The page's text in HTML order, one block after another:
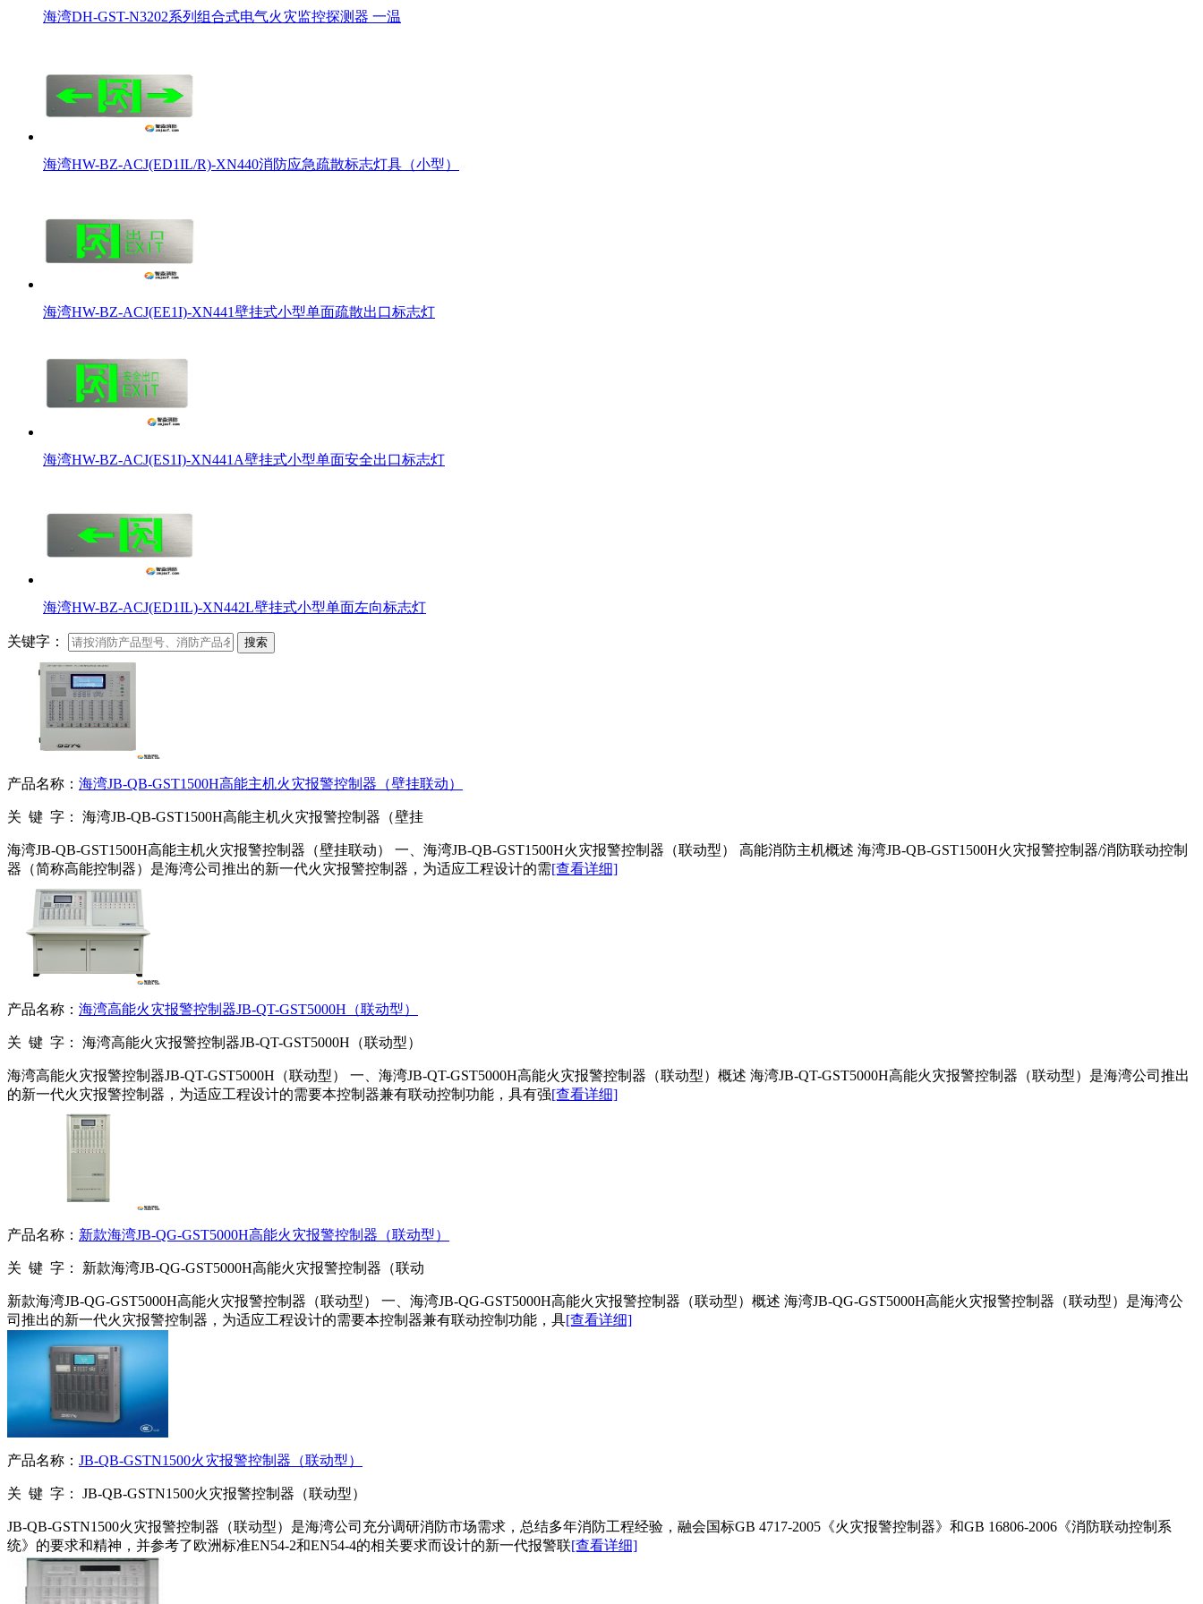
海湾DH-GST-N3202系列组合式电气火灾监控探测器 一温
海湾HW-BZ-ACJ(ED1IL/R)-XN440消防应急疏散标志灯具（小型）
海湾HW-BZ-ACJ(EE1I)-XN441壁挂式小型单面疏散出口标志灯
海湾HW-BZ-ACJ(ES1I)-XN441A壁挂式小型单面安全出口标志灯
海湾HW-BZ-ACJ(ED1IL)-XN442L壁挂式小型单面左向标志灯
关键字： 搜索
产品名称： 海湾JB-QB-GST1500H高能主机火灾报警控制器（壁挂联动）
关 键 字： 海湾JB-QB-GST1500H高能主机火灾报警控制器（壁挂
海湾JB-QB-GST1500H高能主机火灾报警控制器（壁挂联动） 一、海湾JB-QB-GST1500H火灾报警控制器（联动型） 高能消防主机概述 海湾JB-QB-GST1500H火灾报警控制器/消防联动控制
器（简称高能控制器）是海湾公司推出的新一代火灾报警控制器，为适应工程设计的需[查看详细]
产品名称： 海湾高能火灾报警控制器JB-QT-GST5000H（联动型）
关 键 字： 海湾高能火灾报警控制器JB-QT-GST5000H（联动型）
海湾高能火灾报警控制器JB-QT-GST5000H（联动型） 一、海湾JB-QT-GST5000H高能火灾报警控制器（联动型）概述 海湾JB-QT-GST5000H高能火灾报警控制器（联动型）是海湾公司推出
的新一代火灾报警控制器，为适应工程设计的需要本控制器兼有联动控制功能，具有强[查看详细]
产品名称： 新款海湾JB-QG-GST5000H高能火灾报警控制器（联动型）
关 键 字： 新款海湾JB-QG-GST5000H高能火灾报警控制器（联动
新款海湾JB-QG-GST5000H高能火灾报警控制器（联动型） 一、海湾JB-QG-GST5000H高能火灾报警控制器（联动型）概述 海湾JB-QG-GST5000H高能火灾报警控制器（联动型）是海湾公
司推出的新一代火灾报警控制器，为适应工程设计的需要本控制器兼有联动控制功能，具[查看详细]
产品名称： JB-QB-GSTN1500火灾报警控制器（联动型）
关 键 字： JB-QB-GSTN1500火灾报警控制器（联动型）
JB-QB-GSTN1500火灾报警控制器（联动型）是海湾公司充分调研消防市场需求，总结多年消防工程经验，融会国标GB 4717-2005《火灾报警控制器》和GB 16806-2006《消防联动控制系
统》的要求和精神，并参考了欧洲标准EN54-2和EN54-4的相关要求而设计的新一代报警联[查看详细]